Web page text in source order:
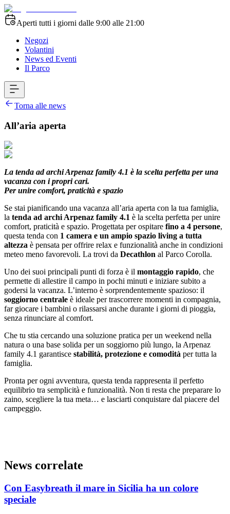
Aperti tutti i giorni dalle 9:00 alle 21:00
Negozi
Volantini
News ed Eventi
Il Parco
Torna alle news
All’aria aperta
La tenda ad archi Arpenaz family 4.1 è la scelta perfetta per una
vacanza con i propri cari.
Per unire comfort, praticità e spazio
Se stai pianificando una vacanza all’aria aperta con la tua famiglia,
la tenda ad archi Arpenaz family 4.1 è la scelta perfetta per unire
comfort, praticità e spazio. Progettata per ospitare fino a 4 persone,
questa tenda con 1 camera e un ampio spazio living a tutta
altezza è pensata per offrire relax e funzionalità anche in condizioni
meteo meno favorevoli. La trovi da Decathlon al Parco Corolla.
Uno dei suoi principali punti di forza è il montaggio rapido, che
permette di allestire il campo in pochi minuti e iniziare subito a
godersi la vacanza. L’interno è sorprendentemente spazioso: il
soggiorno centrale è ideale per trascorrere momenti in compagnia,
far giocare i bambini o rilassarsi anche durante i giorni di pioggia,
senza rinunciare al comfort.
Che tu stia cercando una soluzione pratica per un weekend nella
natura o una base solida per un soggiorno più lungo, la Arpenaz
family 4.1 garantisce stabilità, protezione e comodità per tutta la
famiglia.
Pronta per ogni avventura, questa tenda rappresenta il perfetto
equilibrio tra semplicità e funzionalità. Non ti resta che preparare lo
zaino, scegliere la tua meta… e lasciarti conquistare dal piacere del
campeggio.
News correlate
Con Easybreath il mare in Sicilia ha un colore
speciale